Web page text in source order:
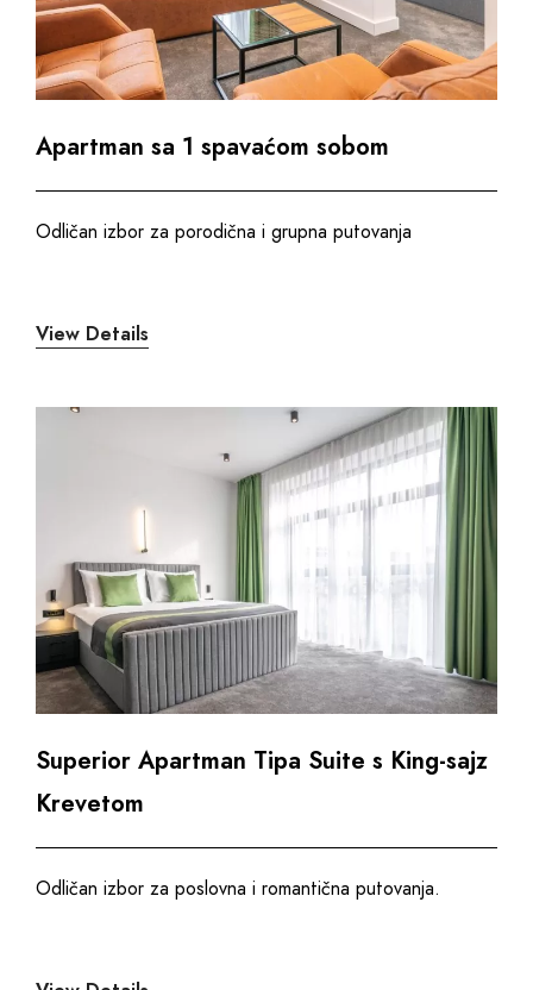
Apartman sa 1 spavaćom sobom
Odličan izbor za porodična i grupna putovanja
Superior Apartman Tipa Suite s King-sajz
Krevetom
Odličan izbor za poslovna i romantična putovanja.